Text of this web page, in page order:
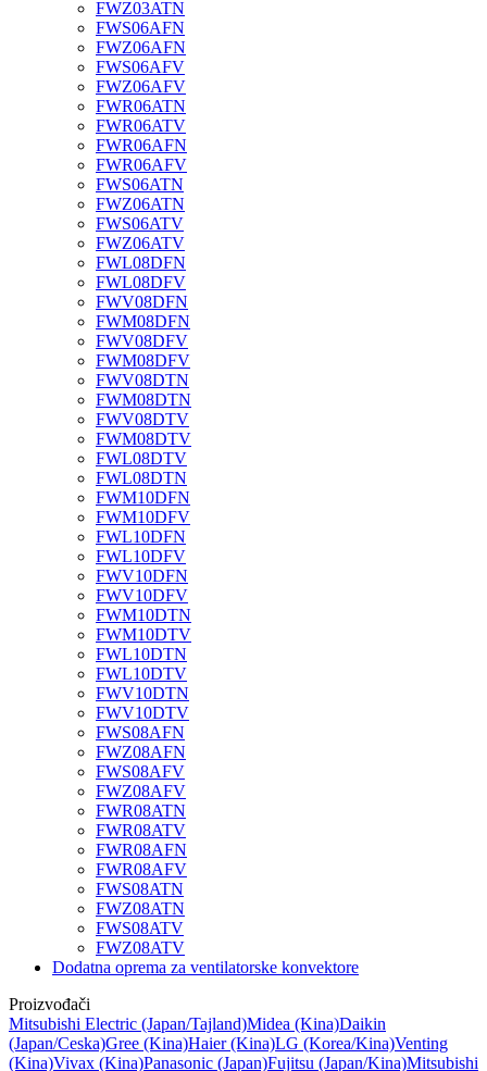
FWZ03ATN
FWS06AFN
FWZ06AFN
FWS06AFV
FWZ06AFV
FWR06ATN
FWR06ATV
FWR06AFN
FWR06AFV
FWS06ATN
FWZ06ATN
FWS06ATV
FWZ06ATV
FWL08DFN
FWL08DFV
FWV08DFN
FWM08DFN
FWV08DFV
FWM08DFV
FWV08DTN
FWM08DTN
FWV08DTV
FWM08DTV
FWL08DTV
FWL08DTN
FWM10DFN
FWM10DFV
FWL10DFN
FWL10DFV
FWV10DFN
FWV10DFV
FWM10DTN
FWM10DTV
FWL10DTN
FWL10DTV
FWV10DTN
FWV10DTV
FWS08AFN
FWZ08AFN
FWS08AFV
FWZ08AFV
FWR08ATN
FWR08ATV
FWR08AFN
FWR08AFV
FWS08ATN
FWZ08ATN
FWS08ATV
FWZ08ATV
Dodatna oprema za ventilatorske konvektore
Proizvođači
Mitsubishi Electric (Japan/Tajland)Midea (Kina)Daikin
(Japan/Ceska)Gree (Kina)Haier (Kina)LG (Korea/Kina)Venting
(Kina)Vivax (Kina)Panasonic (Japan)Fujitsu (Japan/Kina)Mitsubishi